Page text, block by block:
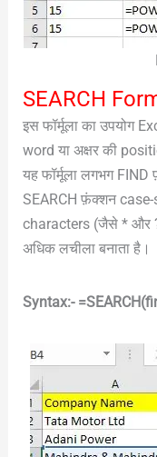
SEARCH
इस फॉर्मूला का उपयोग
word या अक्षर की
यह फॉर्मूला लगभग FIND
SEARCH फ़ंक्शन
characters (जैसे * और
अधिक लचीला बनाता है।
Syntax:-